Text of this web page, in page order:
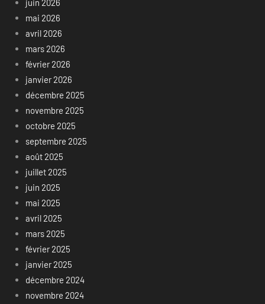
juin 2026
mai 2026
avril 2026
mars 2026
février 2026
janvier 2026
décembre 2025
novembre 2025
octobre 2025
septembre 2025
août 2025
juillet 2025
juin 2025
mai 2025
avril 2025
mars 2025
février 2025
janvier 2025
décembre 2024
novembre 2024